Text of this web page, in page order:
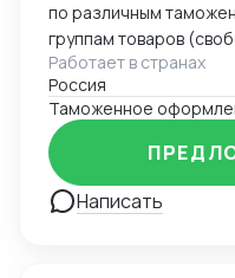
по различным
группам товаров
экспорт, импорт,
склад и и.д.) Опыт 23
направлению.
Работает в странах
Россия
Таможенное
Написать